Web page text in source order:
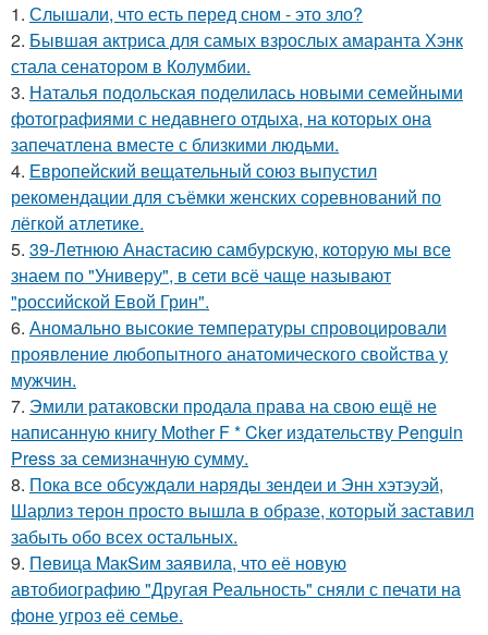
1. Слышали, что есть перед сном - это зло?
2. Бывшая актриса для самых взрослых амаранта Хэнк
стала сенатором в Колумбии.
3. Наталья подольская поделилась новыми семейными
фотографиями с недавнего отдыха, на которых она
запечатлена вместе с близкими людьми.
4. Европейский вещательный союз выпустил
рекомендации для съёмки женских соревнований по
лёгкой атлетике.
5. 39-Летнюю Анастасию самбурскую, которую мы все
знаем по "Универу", в сети всё чаще называют
"российской Евой Грин".
6. Аномально высокие температуры спровоцировали
проявление любопытного анатомического свойства у
мужчин.
7. Эмили ратаковски продала права на свою ещё не
написанную книгу Mother F * Cker издательству Penguin
Press за семизначную сумму.
8. Пока все обсуждали наряды зендеи и Энн хэтэуэй,
Шарлиз терон просто вышла в образе, который заставил
забыть обо всех остальных.
9. Пeвица MакSим заявила, что её новую
автобиографию "Другая Реальность" сняли с печати на
фоне угроз её семье.